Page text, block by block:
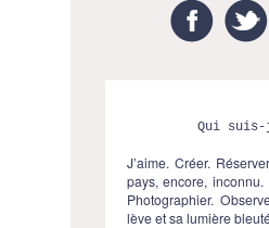
Qui
J’aime. Créer.
pays, encore, inconnu.
Photographier.
lève et sa lumière